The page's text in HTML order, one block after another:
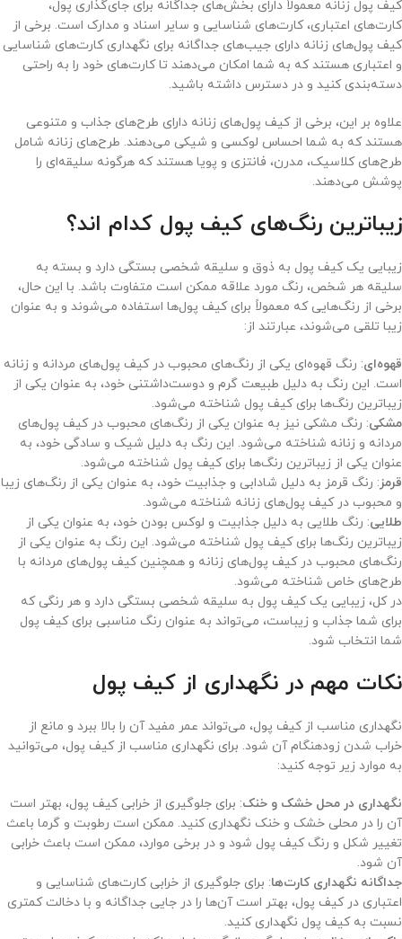
کیف پول زنانه معمولاً دارای بخش‌های جداگانه برای جای‌گذاری پول،
کارت‌های اعتباری، کارت‌های شناسایی و سایر اسناد و مدارک است. برخی از
کیف پول‌های زنانه دارای جیب‌های جداگانه برای نگهداری کارت‌های شناسایی
و اعتباری هستند که به شما امکان می‌دهند تا کارت‌های خود را به راحتی
دسته‌بندی کنید و در دسترس داشته باشید.
علاوه بر این، برخی از کیف پول‌های زنانه دارای طرح‌های جذاب و متنوعی
هستند که به شما احساس لوکسی و شیکی می‌دهند. طرح‌های زنانه شامل
طرح‌های کلاسیک، مدرن، فانتزی و پویا هستند که هرگونه سلیقه‌ای را
پوشش می‌دهند.
زیباترین رنگ‌های کیف پول کدام اند؟
زیبایی یک کیف پول به ذوق و سلیقه شخصی بستگی دارد و بسته به
سلیقه هر شخص، رنگ مورد علاقه ممکن است متفاوت باشد. با این حال،
برخی از رنگ‌هایی که معمولاً برای کیف پول‌ها استفاده می‌شوند و به عنوان
زیبا تلقی می‌شوند، عبارتند از:
قهوه‌ای: رنگ قهوه‌ای یکی از رنگ‌های محبوب در کیف پول‌های مردانه و زنانه
است. این رنگ به دلیل طبیعت گرم و دوست‌داشتنی خود، به عنوان یکی از
زیباترین رنگ‌ها برای کیف پول شناخته می‌شود.
مشکی: رنگ مشکی نیز به عنوان یکی از رنگ‌های محبوب در کیف پول‌های
مردانه و زنانه شناخته می‌شود. این رنگ به دلیل شیک و سادگی خود، به
عنوان یکی از زیباترین رنگ‌ها برای کیف پول شناخته می‌شود.
قرمز: رنگ قرمز به دلیل شادابی و جذابیت خود، به عنوان یکی از رنگ‌های زیبا
و محبوب در کیف پول‌های زنانه شناخته می‌شود.
طلایی: رنگ طلایی به دلیل جذابیت و لوکس بودن خود، به عنوان یکی از
زیباترین رنگ‌ها برای کیف پول شناخته می‌شود. این رنگ به عنوان یکی از
رنگ‌های محبوب در کیف پول‌های زنانه و همچنین کیف پول‌های مردانه با
طرح‌های خاص شناخته می‌شود.
در کل، زیبایی یک کیف پول به سلیقه شخصی بستگی دارد و هر رنگی که
برای شما جذاب و زیباست، می‌تواند به عنوان رنگ مناسبی برای کیف پول
شما انتخاب شود.
نکات مهم در نگهداری از کیف پول
نگهداری مناسب از کیف پول، می‌تواند عمر مفید آن را بالا ببرد و مانع از
خراب شدن زودهنگام آن شود. برای نگهداری مناسب از کیف پول، می‌توانید
به موارد زیر توجه کنید:
نگهداری در محل خشک و خنک: برای جلوگیری از خرابی کیف پول، بهتر است
آن را در محلی خشک و خنک نگهداری کنید. ممکن است رطوبت و گرما باعث
تغییر شکل و رنگ کیف پول شود و در برخی موارد، ممکن است باعث خرابی
آن شود.
جداگانه نگهداری کارت‌ها: برای جلوگیری از خرابی کارت‌های شناسایی و
اعتباری در کیف پول، بهتر است آن‌ها را در جایی جداگانه و با دخالت کمتری
نسبت به کیف پول نگهداری کنید.